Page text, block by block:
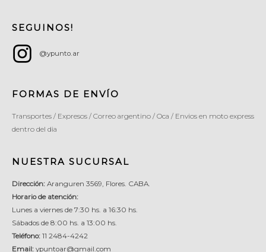
SEGUINOS!
@ypunto.ar
FORMAS DE ENVÍO
Transportes / Expresos / Correo argentino / Oca / Envios en moto express
dentro del dia
NUESTRA SUCURSAL
Dirección: Aranguren 3569, Flores. CABA.
Horario de atención:
Lunes a viernes de 7:30 hs. a 16:30 hs.
Sábados de 8:00 hs. a 13:00 hs.
Teléfono: 11 2484-4242
Email: ypuntoar@gmail.com